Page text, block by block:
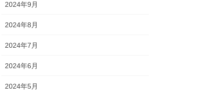
2024年9月
2024年8月
2024年7月
2024年6月
2024年5月